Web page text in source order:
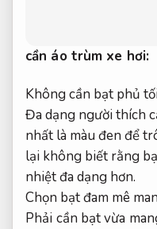
cần áo trùm xe hơi:
Không cần bạt phủ
Đa dạng người thích
nhất là màu đen để
lại không biết rằng
nhiệt đa dạng hơn.
Chọn bạt đam mê
Phải cần bạt vừa